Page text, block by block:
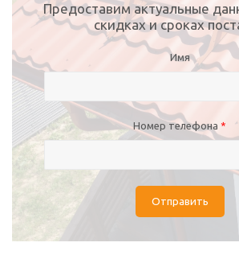
Предоставим актуальные
скидках и сроках
Имя
Номер телефона *
Отправить